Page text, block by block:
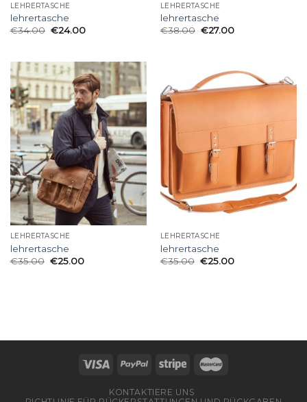
LEHRERTASCHE
lehrertasche
€34.00 €24.00
LEHRERTASCHE
lehrertasche
€38.00 €27.00
LEHRERTASCHE
lehrertasche
€35.00 €25.00
LEHRERTASCHE
lehrertasche
€35.00 €25.00
KONTAKTIERE UNS